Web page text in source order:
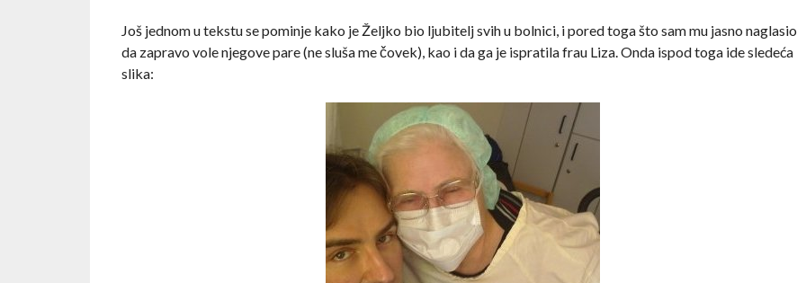
Još jednom u tekstu se pominje kako je Željko bio ljubitelj svih u bolnici, i pored toga što sam mu jasno naglasio
da zapravo vole njegove pare (ne sluša me čovek), kao i da ga je ispratila frau Liza. Onda ispod toga ide sledeća
slika: